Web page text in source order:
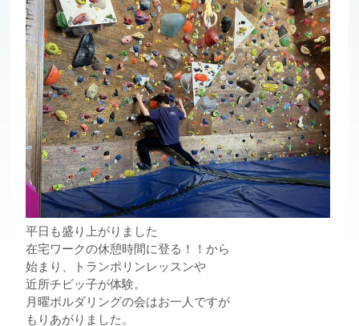
平日も盛り上がりました
在宅ワークの休憩時間に登る！！から
始まり、トランポリンレッスンや
近所チビッ子が体験。
月曜ボルダリングの会はお一人ですが
もりあがりました。